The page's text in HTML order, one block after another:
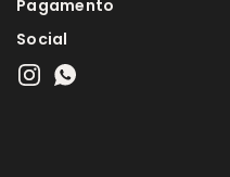
Pagamento
Social
InstagramWhatsApp